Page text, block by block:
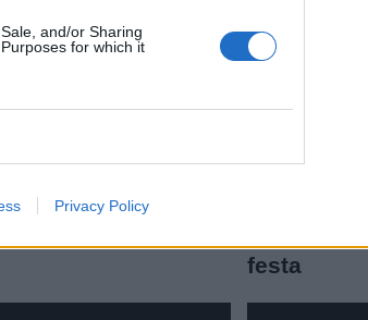
and/or Sharing
for which it
Privacy Policy
Trap al Rugby
2023
I
sezione di
festa